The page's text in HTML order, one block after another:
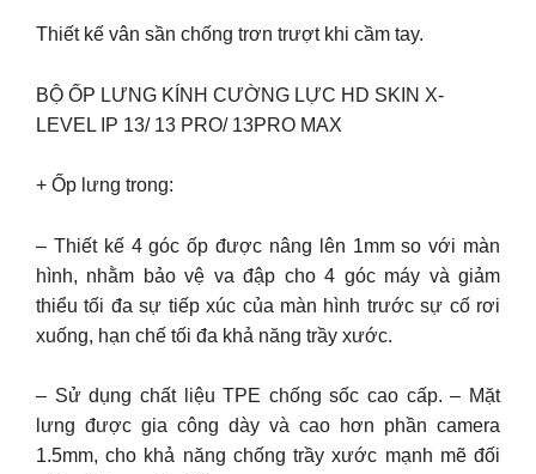
Thiết kế vân sần chống trơn trượt khi cầm tay.
BỘ ỐP LƯNG KÍNH CƯỜNG LỰC HD SKIN X-
LEVEL IP 13/ 13 PRO/ 13PRO MAX
+ Ốp lưng trong:
– Thiết kế 4 góc ốp được nâng lên 1mm so với màn
hình, nhằm bảo vệ va đập cho 4 góc máy và giảm
thiểu tối đa sự tiếp xúc của màn hình trước sự cố rơi
xuống, hạn chế tối đa khả năng trầy xước.
– Sử dụng chất liệu TPE chống sốc cao cấp. – Mặt
lưng được gia công dày và cao hơn phần camera
1.5mm, cho khả năng chống trầy xước mạnh mẽ đối